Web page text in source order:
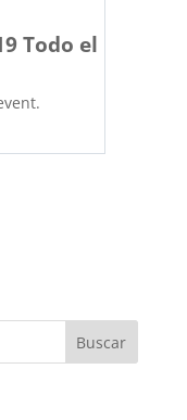
Todo el